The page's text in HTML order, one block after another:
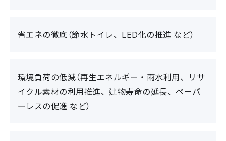
省エネの徹底（節水トイレ、LED化の推進 など）
環境負荷の低減（再生エネルギー・雨水利用、リサ
イクル素材の利用推進、建物寿命の延長、ペーパ
ーレスの促進 など）